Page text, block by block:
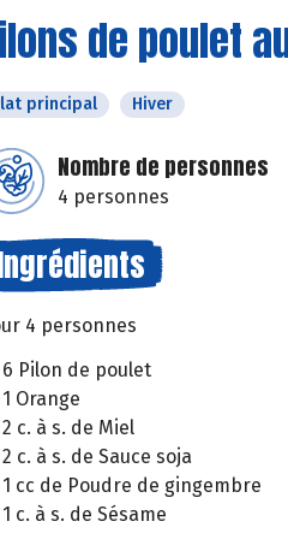
de poulet
principal Hiver
Nombre de personnes
4 personnes
4 personnes
6 Pilon de poulet
1 Orange
2 c. à s. de Miel
2 c. à s. de Sauce soja
1 cc de Poudre de gingembre
1 c. à s. de Sésame